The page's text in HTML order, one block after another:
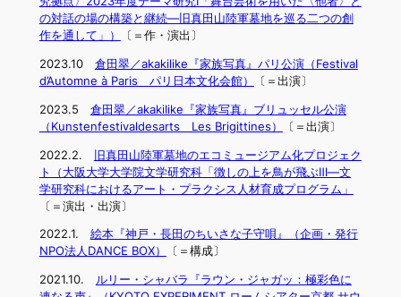
の対話の場の構築と継続―旧真田山陸軍墓地を巡る二つの創
作を通して」）
〔＝作・演出〕
2023.10 倉田翠／akakilike『家族写真』パリ公演（Festival
d’Automne à Paris パリ日本文化会館）
〔＝出演〕
2023.5 倉田翠／akakilike『家族写真』ブリュッセル公演
（Kunstenfestivaldesarts Les Brigittines）
〔＝出演〕
2022.2. 旧真田山陸軍墓地のエコミュージアム化プロジェク
ト（大阪大学大学院文学研究科「徴しの上を鳥が飛ぶⅢ―文
学研究科におけるアート・プラクシス人材育成プログラム」
〔＝演出・出演〕
2022.1. 絵本『神戸・長田のちいさな子守唄』（企画・発行
NPO法人DANCE BOX）
〔＝構成〕
2021.10. ルリー・シャバラ『ラウン・ジャガッ：極彩色に